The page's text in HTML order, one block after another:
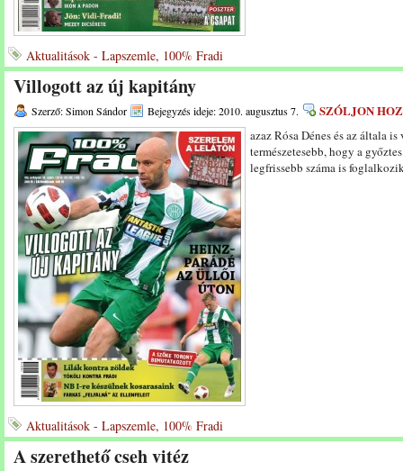
Aktualitások - Lapszemle, 100% Fradi
Villogott az új kapitány
Szerző: Simon Sándor Bejegyzés ideje: 2010. augusztus 7. SZÓLJON
azaz Rósa Dénes és az általa
természetesebb, hogy a
legfrissebb száma is
Aktualitások - Lapszemle, 100% Fradi
A szerethető cseh vitéz